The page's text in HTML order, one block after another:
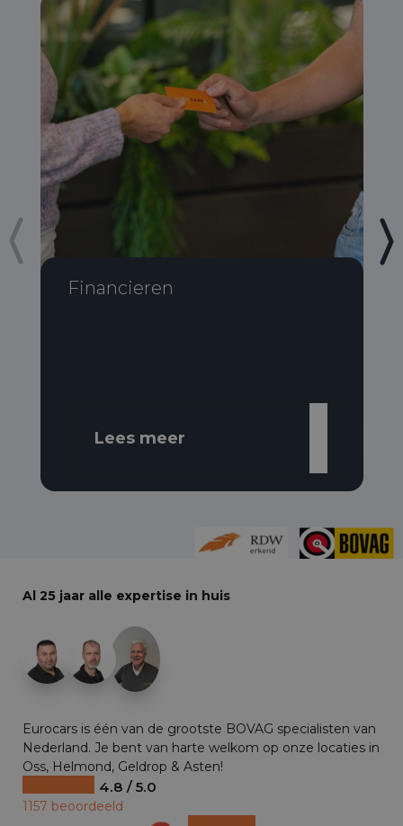
Financieren
Lees meer
Al 25 jaar alle expertise in huis
Eurocars is één van de grootste BOVAG specialisten van
Nederland. Je bent van harte welkom op onze locaties in
Oss, Helmond, Geldrop & Asten!
4.8 / 5.0
1157 beoordeeld